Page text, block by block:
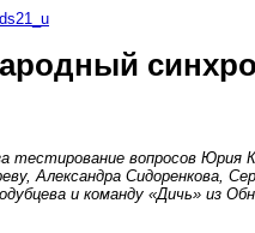
тестирование вопросов Юрия
Александра Сидоренкова,
и команду «Дичь» из